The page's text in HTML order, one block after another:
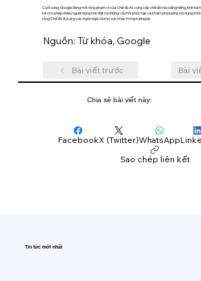
Cuối cùng, Google đang mở rộng phạm vi của Chế độ AI, cung cấp chế độ này bằng tiếng Anh
sẽ cho phép nhiều người dùng hơn đặt ra những câu hỏi phức tạp và khám phá lượng nội dung
rộng Chế độ AI sang các ngôn ngữ và khu vực khác trong tương lai.
Nguồn: Từ khóa, Google
Bài viết trước Bài
Chia sẻ bài viết này:
FacebookX (Twitter)WhatsApp
Sao chép liên kết
Tin tức mới nhất